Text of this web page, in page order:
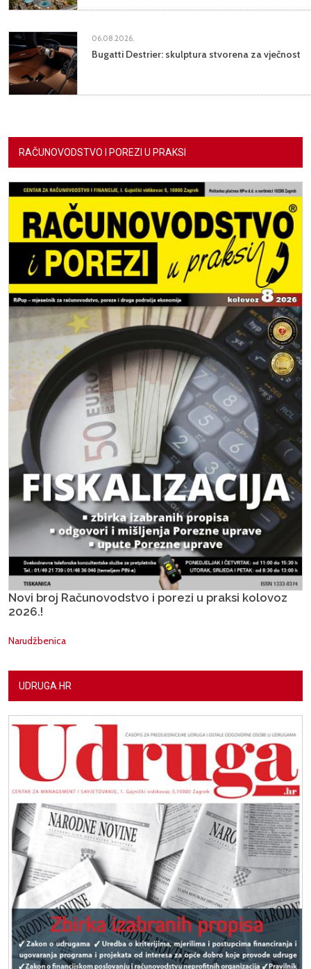
06.08.2026.
Bugatti Destrier: skulptura stvorena za vječnost
RAČUNOVODSTVO I POREZI U PRAKSI
Novi broj Računovodstvo i porezi u praksi kolovoz
2026.!
Narudžbenica
UDRUGA.HR